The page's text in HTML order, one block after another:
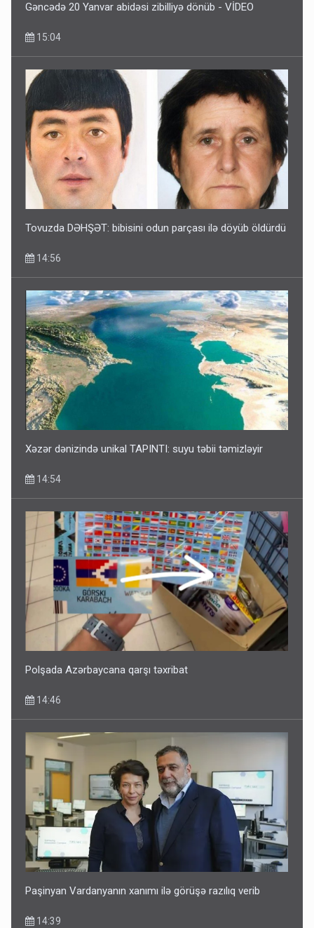
Gəncədə 20 Yanvar abidəsi zibilliyə dönüb - VİDEO
15:04
Tovuzda DƏHŞƏT: bibisini odun parçası ilə döyüb öldürdü
14:56
Xəzər dənizində unikal TAPINTI: suyu təbii təmizləyir
14:54
Polşada Azərbaycana qarşı təxribat
14:46
Paşinyan Vardanyanın xanımı ilə görüşə razılıq verib
14:39